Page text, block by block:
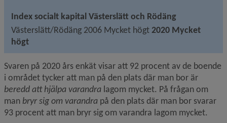
Index socialt kapital Västerslätt och Rödäng
Västerslätt/Rödäng 2006 Mycket högt 2020 Mycket
högt
Svaren på 2020 års enkät visar att 92 procent av de boende
beredd att hjälpa varandra lagom mycket. På frågan om
man bryr sig om varandra på den plats där man bor svarar
93 procent att man bryr sig om varandra lagom mycket.